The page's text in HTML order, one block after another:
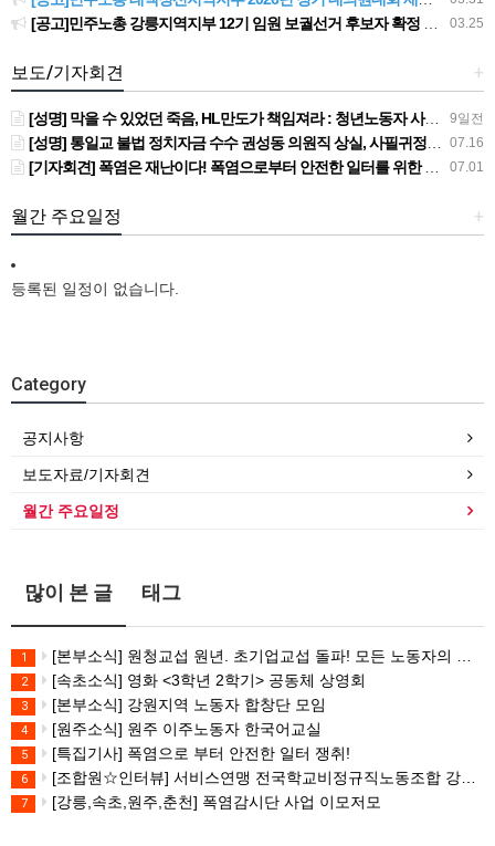
03.25
[공고]민주노총 강릉지역지부 12기 임원 보궐선거 후보자 확정 공고
+
보도/기자회견
9일전
[성명] 막을 수 있었던 죽음, HL만도가 책임져라 : 청년노동자 사망사고의 철저한 진상규명과 재발방지 대책 마련하라
07.16
[성명] 통일교 불법 정치자금 수수 권성동 의원직 상실, 사필귀정이다
07.01
[기자회견] 폭염은 재난이다! 폭염으로부터 안전한 일터를 위한 민주노총 강원지역본부 폭염감시단 선포 기자회견
+
월간 주요일정
등록된 일정이 없습니다.
Category
공지사항
보도자료/기자회견
월간 주요일정
많이 본 글 태그
1 [본부소식] 원청교섭 원년. 초기업교섭 돌파! 모든 노동자의 노동기본권 쟁취! 민주노총 7.15 총파업대회
2 [속초소식] 영화 <3학년 2학기> 공동체 상영회
3 [본부소식] 강원지역 노동자 합창단 모임
4 [원주소식] 원주 이주노동자 한국어교실
5 [특집기사] 폭염으로 부터 안전한 일터 쟁취!
6 [조합원☆인터뷰] 서비스연맹 전국학교비정규직노동조합 강원지부 김유미 춘천지회장
7 [강릉,속초,원주,춘천] 폭염감시단 사업 이모저모